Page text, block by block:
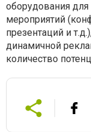
оборудования
мероприятий
презентаций и
динамичной
количество